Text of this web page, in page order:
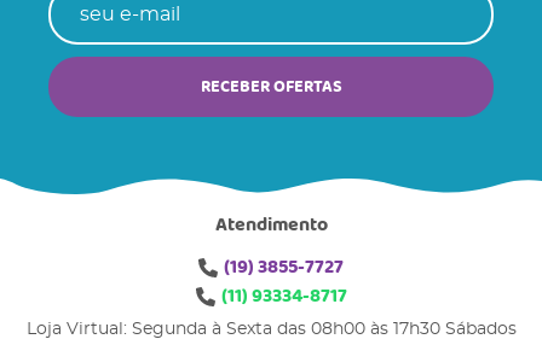
RECEBER OFERTAS
Atendimento
(19)3855-7727
(11)93334-8717
Loja Virtual: Segunda à Sexta das 08h00 às 17h30 Sábados